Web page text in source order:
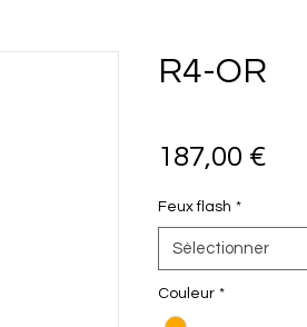
R4-OR
187,00 €
Feux flash *
Sélectionner
Couleur *